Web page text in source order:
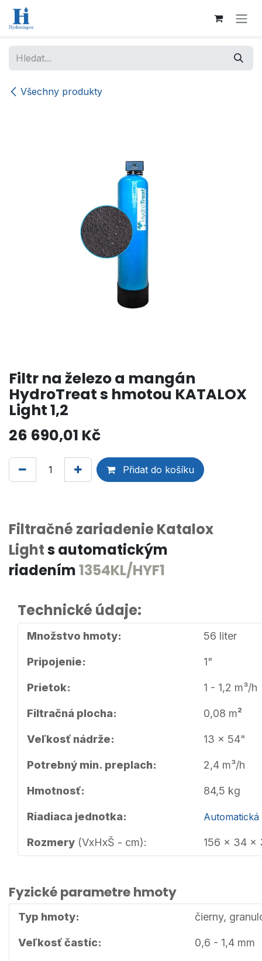
Přejít na obsah
Všechny produkty
Filtr na železo a mangán
HydroTreat s hmotou KATALOX
Light 1,2
26 690,01 Kč
Přidat do košíku
Filtračné zariadenie Katalox
Lights automatickým
riadením1354KL/HYF1
Technické údaje:
Množstvo hmoty: 56 liter
Pripojenie: 1"
Prietok: 1 - 1,2 m³/h
Filtračná plocha: 0,08 m2
Veľkosť nádrže: 13 x 54"
Potrebný min. preplach: 2,4 m³/h
Hmotnosť: 84,5 kg
Riadiaca jednotka:
Rozmery (VxHxŠ - cm): 156 x 34 x
Fyzické parametre hmoty
Typ hmoty: čierny,
Veľkosť častíc: 0,6 - 1,4 mm